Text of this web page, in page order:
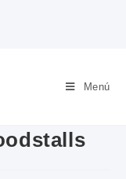
Menú